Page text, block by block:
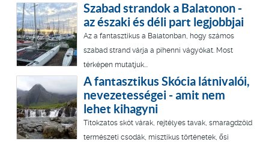
Szabad strandok a Balatonon -
az északi és déli part legjobbjai
Az a fantasztikus a Balatonban, hogy számos
szabad strand várja a pihenni vágyókat. Most
térképen mutatjuk...
A fantasztikus Skócia látnivalói,
nevezetességei - amit nem
lehet kihagyni
Titokzatos skót várak, rejtélyes tavak, smaragdzöld
természeti csodák, misztikus történetek, ősi